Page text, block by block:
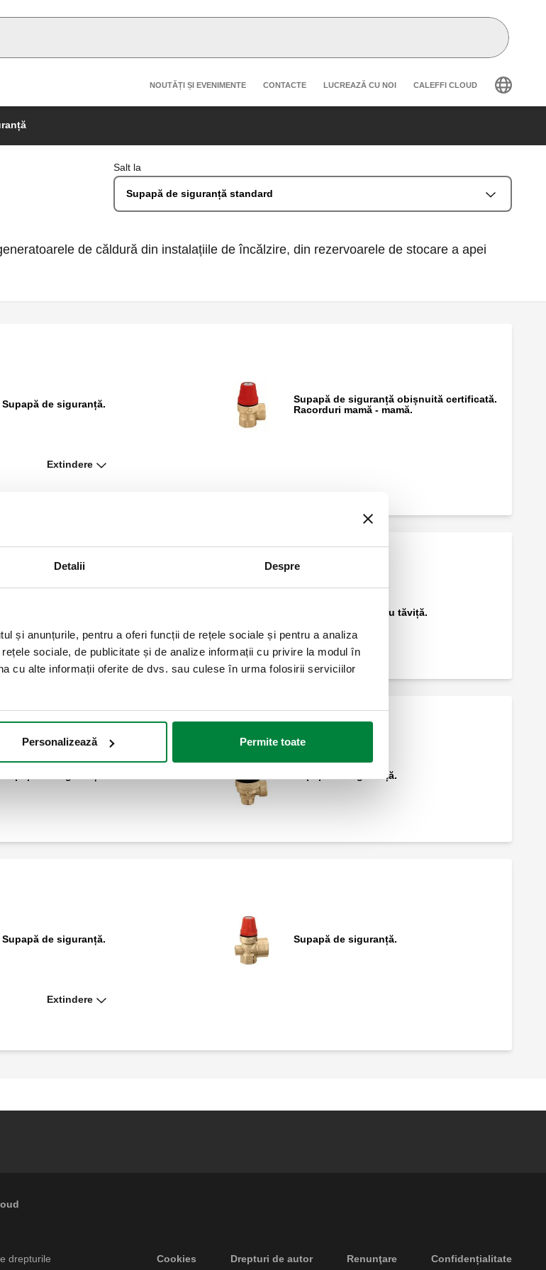
Detalii Despre
și anunțurile, pentru a oferi funcții de rețele sociale și pentru a analiza
sociale, de publicitate și de analize informații cu privire la modul în
cu alte informații oferite de dvs. sau culese în urma folosirii serviciilor
Personalizează Permite toate
Header secondary navigation
NOUTĂȚI ȘI EVENIMENTE CONTACTE LUCREAZĂ CU NOI CALEFFI CLOUD
Salt la
Supapă de siguranță standard
de căldură din instalațiile de încălzire, din rezervoarele de stocare a apei
Supapă de siguranță.
Supapă de siguranță obișnuită certificată.
Racorduri mamă - mamă.
Supapă de siguranță obișnuită certificată,
Supapă de siguranță obișnuită cetificată,
Supapă de siguranță obișnuită cetificată,
Extindere
Colector de golire cu tăviță.
Supapă de siguranță.
Supapă de siguranță. Supapă de siguranță.
Extindere
Cookies Drepturi de autor Renunţare Confidențialitate
drepturile